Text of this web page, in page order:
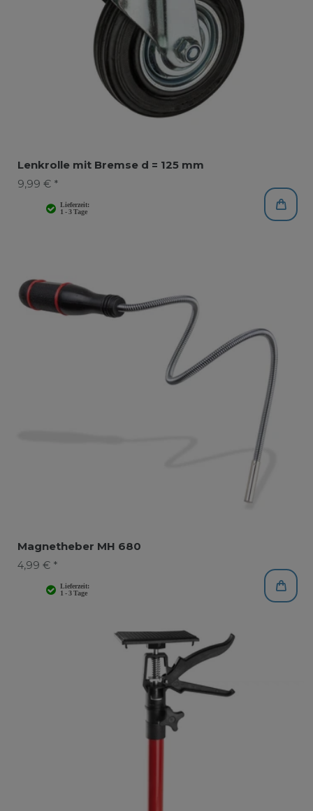
Lenkrolle mit Bremse d = 125 mm
9,99 € *
Magnetheber MH 680
4,99 € *